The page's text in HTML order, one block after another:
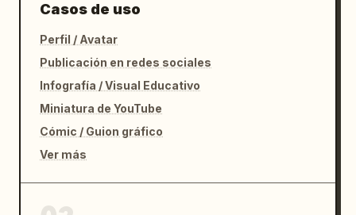
Casos de uso
Perfil / Avatar
Publicación en redes sociales
Infografía / Visual Educativo
Miniatura de YouTube
Cómic / Guion gráfico
Ver más